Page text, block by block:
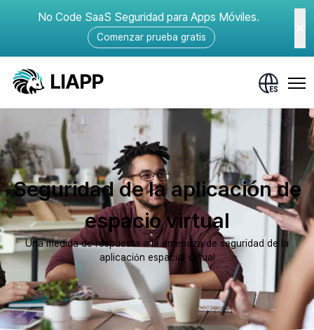
No Code SaaS Seguridad para Apps Móviles.
Comenzar prueba gratis
Seguridad de la aplicación de
espacio virtual
Una medida de respuesta a la amenaza de seguridad de la
aplicación espacial virtual